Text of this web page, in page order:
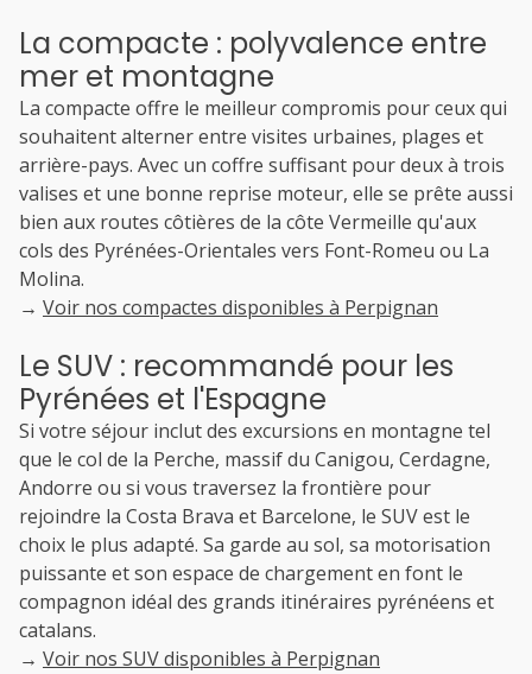
La compacte : polyvalence entre
mer et montagne
La compacte offre le meilleur compromis pour ceux qui
souhaitent alterner entre visites urbaines, plages et
arrière-pays. Avec un coffre suffisant pour deux à trois
valises et une bonne reprise moteur, elle se prête aussi
bien aux routes côtières de la côte Vermeille qu'aux
cols des Pyrénées-Orientales vers Font-Romeu ou La
Molina.
→ Voir nos compactes disponibles à Perpignan
Le SUV : recommandé pour les
Pyrénées et l'Espagne
Si votre séjour inclut des excursions en montagne tel
que le col de la Perche, massif du Canigou, Cerdagne,
Andorre ou si vous traversez la frontière pour
rejoindre la Costa Brava et Barcelone, le SUV est le
choix le plus adapté. Sa garde au sol, sa motorisation
puissante et son espace de chargement en font le
compagnon idéal des grands itinéraires pyrénéens et
catalans.
→ Voir nos SUV disponibles à Perpignan